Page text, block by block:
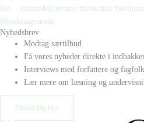
Nyhedsbrev
Modtag særtilbud
Få vores nyheder direkte i
Interviews med forfattere og fagfolk
Lær mere om læsning og
Tilmeld Dig Her